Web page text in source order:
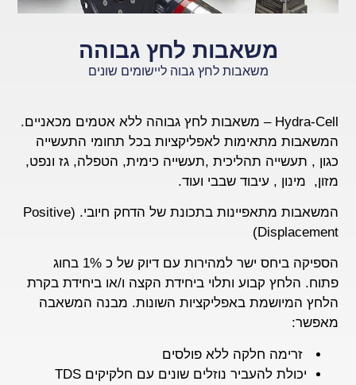
משאבות לחץ גבוהה
משאבות לחץ גבוה ליישומים שונים
Hydra-Cell –
משאבות לחץ גבוהה ללא אטמים מכאניים.
המשאבות מתאימות לאפליקציות בכל תחומי התעשייה
כגון , תעשייה תהליכית ,תעשייה כימית, הטפלה, גז ונפט,
מזון, מינון , עיבוד שבבי ועוד.
המשאבות מתאפיינות בתכונת של הדחק חיובי. (Positive
Displacement)
הספיקה ביחס ישר למהירות עם דיוק של כ 1% בחוג
פתוח. הלחץ קבוע ותלוי ביחידת הקצה ו/או ביחידת בקרת
הלחץ המיושמת באפליקציות השונות. מבנה המשאבה
מאפשר:
זרימה חלקה ללא פולסים